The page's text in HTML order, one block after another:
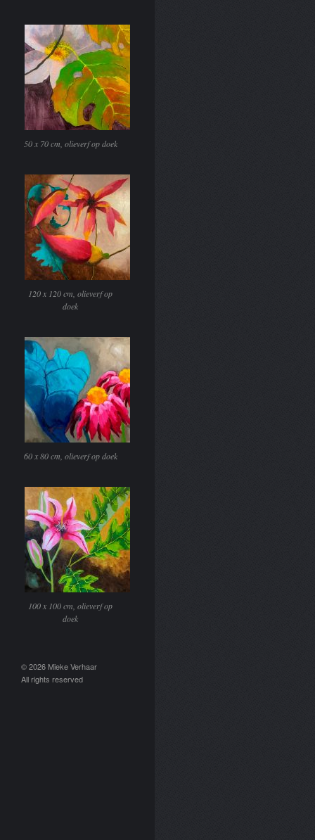
50 x 70 cm, olieverf op doek
120 x 120 cm, olieverf op
doek
60 x 80 cm, olieverf op doek
100 x 100 cm, olieverf op
doek
© 2026 Mieke Verhaar
All rights reserved